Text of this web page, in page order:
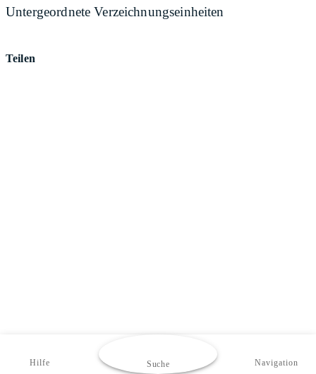
Untergeordnete Verzeichnungseinheiten
Teilen
Hilfe Suche Navigation